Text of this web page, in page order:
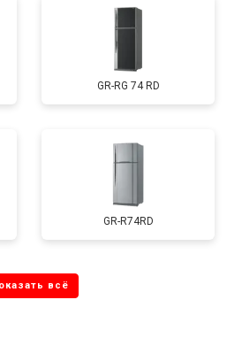
GR-RG 74 RD
GR-R74RD